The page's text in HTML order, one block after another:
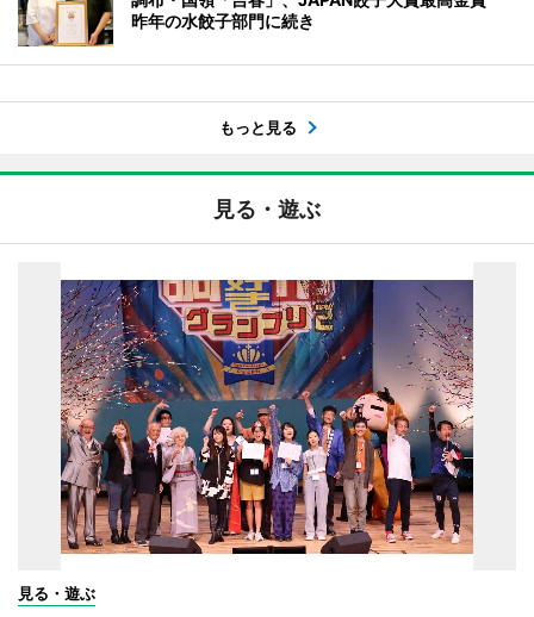
昨年の水餃子部門に続き
もっと見る
見る・遊ぶ
見る・遊ぶ